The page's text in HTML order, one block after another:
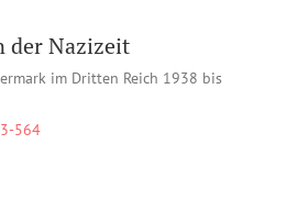
der Nazizeit
im Dritten Reich 1938 bis
564